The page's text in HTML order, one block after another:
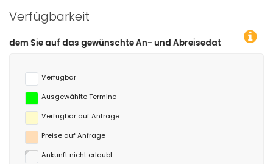
Verfügbarkeit
gewünschte An- und Abreisedatum klicken!
Verfügbar
Ausgewählte Termine
Verfügbar auf Anfrage
Preise auf Anfrage
Ankunft nicht erlaubt